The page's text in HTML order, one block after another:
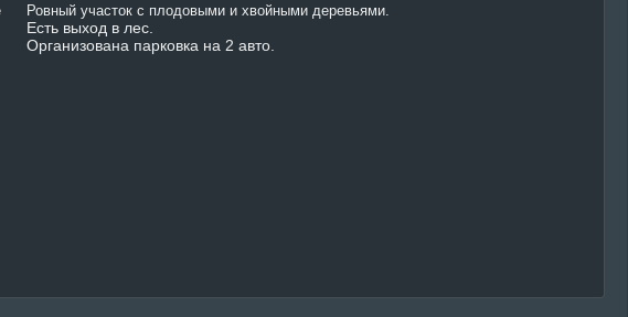
Ровный участок с плодовыми и хвойными деревьями.
Есть выход в лес.
Организована парковка на 2 авто.